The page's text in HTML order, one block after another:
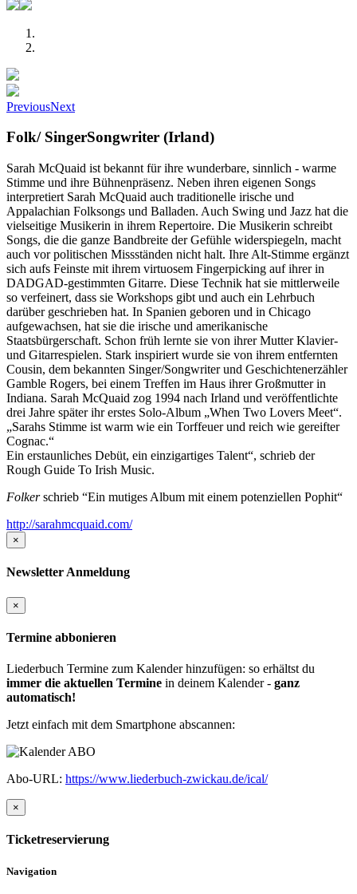
PreviousNext
Folk/ SingerSongwriter (Irland)
Sarah McQuaid ist bekannt für ihre wunderbare, sinnlich - warme
Stimme und ihre Bühnenpräsenz. Neben ihren eigenen Songs
interpretiert Sarah McQuaid auch traditionelle irische und
Appalachian Folksongs und Balladen. Auch Swing und Jazz hat die
vielseitige Musikerin in ihrem Repertoire. Die Musikerin schreibt
Songs, die die ganze Bandbreite der Gefühle widerspiegeln, macht
auch vor politischen Missständen nicht halt. Ihre Alt-Stimme ergänzt
sich aufs Feinste mit ihrem virtuosem Fingerpicking auf ihrer in
DADGAD-gestimmten Gitarre. Diese Technik hat sie mittlerweile
so verfeinert, dass sie Workshops gibt und auch ein Lehrbuch
darüber geschrieben hat. In Spanien geboren und in Chicago
aufgewachsen, hat sie die irische und amerikanische
Staatsbürgerschaft. Schon früh lernte sie von ihrer Mutter Klavier-
und Gitarrespielen. Stark inspiriert wurde sie von ihrem entfernten
Cousin, dem bekannten Singer/Songwriter und Geschichtenerzähler
Gamble Rogers, bei einem Treffen im Haus ihrer Großmutter in
Indiana. Sarah McQuaid zog 1994 nach Irland und veröffentlichte
drei Jahre später ihr erstes Solo-Album „When Two Lovers Meet“.
„Sarahs Stimme ist warm wie ein Torffeuer und reich wie gereifter
Cognac.“
Ein erstaunliches Debüt, ein einzigartiges Talent“, schrieb der
Rough Guide To Irish Music.
Folkerschrieb “Ein mutiges Album mit einem potenziellen Pophit“
http://sarahmcquaid.com/
×
Newsletter Anmeldung
×
Termine abbonieren
Liederbuch Termine zum Kalender hinzufügen: so erhältst du
immer die aktuellen Termine in deinem Kalender - ganz
automatisch!
Jetzt einfach mit dem Smartphone abscannen:
Abo-URL: https://www.liederbuch-zwickau.de/ical/
×
Ticketreservierung
Navigation